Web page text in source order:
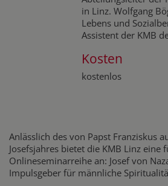
in Linz. Wolfgang
Lebens und
Assistent der KMB
Kosten
kostenlos
Anlässlich des von Papst Franziskus
Josefsjahres bietet die KMB Linz eine
Onlineseminarreihe an: Josef von
Impulsgeber für männliche